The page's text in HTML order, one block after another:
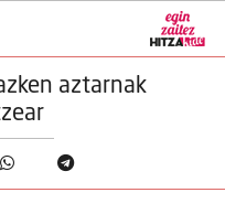
aztarnak